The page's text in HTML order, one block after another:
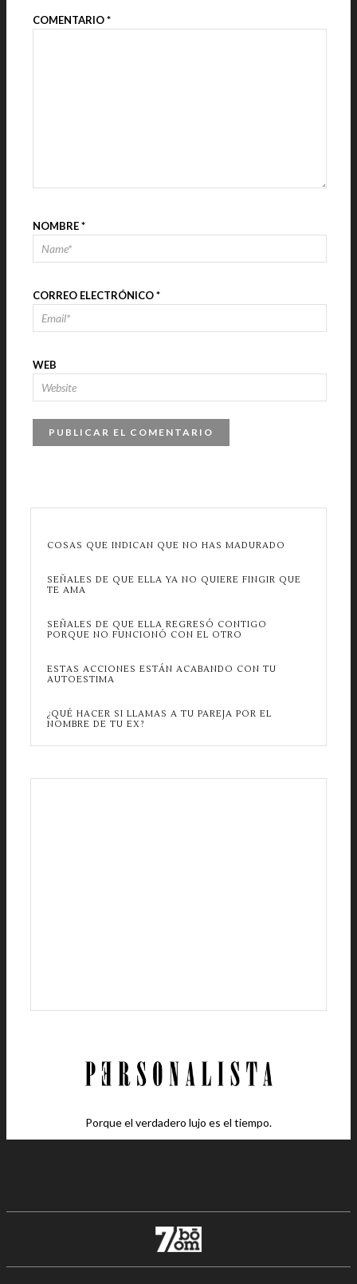
COMENTARIO*
NOMBRE*
CORREO ELECTRÓNICO*
WEB
COSAS QUE INDICAN QUE NO HAS MADURADO
SEÑALES DE QUE ELLA YA NO QUIERE FINGIR QUE
TE AMA
SEÑALES DE QUE ELLA REGRESÓ CONTIGO
PORQUE NO FUNCIONÓ CON EL OTRO
ESTAS ACCIONES ESTÁN ACABANDO CON TU
AUTOESTIMA
¿QUÉ HACER SI LLAMAS A TU PAREJA POR EL
NOMBRE DE TU EX?
Porque el verdadero lujo es el tiempo.